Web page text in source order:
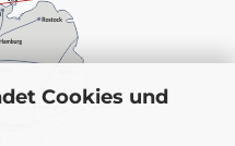
Cookies und